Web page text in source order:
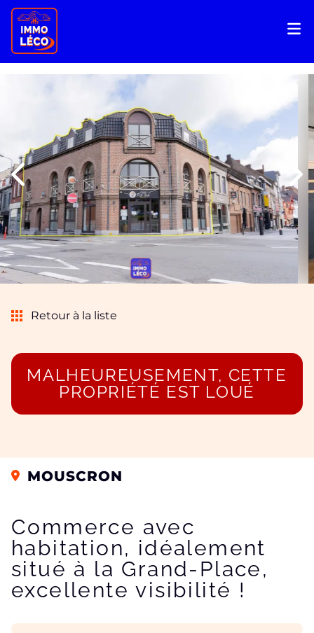
Retour à la liste
MALHEUREUSEMENT, CETTE
PROPRIÉTÉ EST LOUÉ
MOUSCRON
Commerce avec
habitation, idéalement
situé à la Grand-Place,
excellente visibilité !